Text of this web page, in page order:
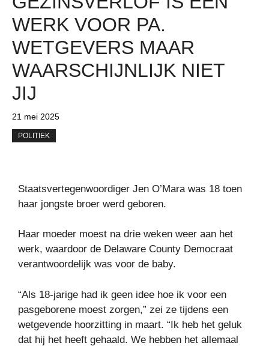
WERK VOOR PA.
WETGEVERS MAAR
WAARSCHIJNLIJK NIET
JIJ
21 mei 2025
POLITIEK
Staatsvertegenwoordiger Jen O’Mara was 18 toen
haar jongste broer werd geboren.
Haar moeder moest na drie weken weer aan het
werk, waardoor de Delaware County Democraat
verantwoordelijk was voor de baby.
“Als 18-jarige had ik geen idee hoe ik voor een
pasgeborene moest zorgen,” zei ze tijdens een
wetgevende hoorzitting in maart. “Ik heb het geluk
dat hij het heeft gehaald. We hebben het allemaal